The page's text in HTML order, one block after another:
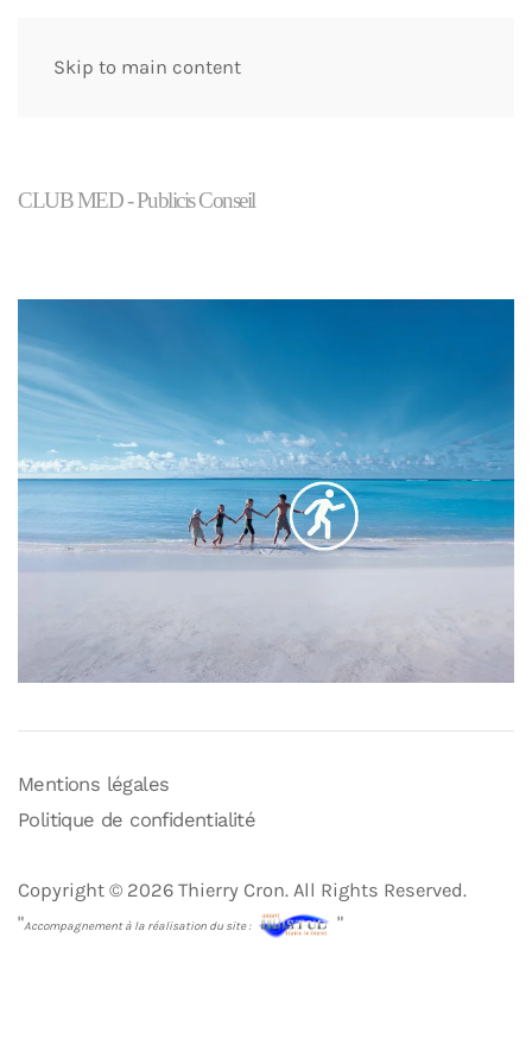
Skip to main content
CLUB MED - Publicis Conseil
Mentions légales
Politique de confidentialité
Copyright © 2026 Thierry Cron. All Rights Reserved.
"Accompagnement à la réalisation du site : "